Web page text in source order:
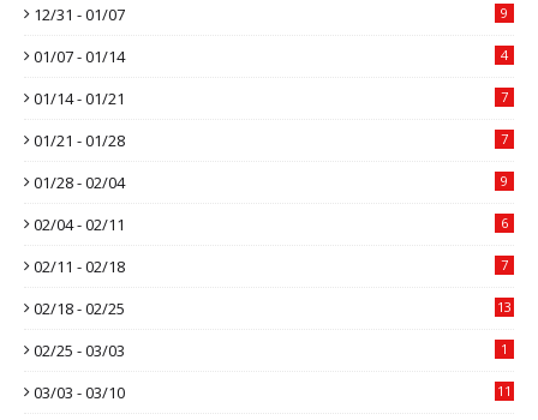
12/31 - 01/07 9
01/07 - 01/14 4
01/14 - 01/21 7
01/21 - 01/28 7
01/28 - 02/04 9
02/04 - 02/11 6
02/11 - 02/18 7
02/18 - 02/25 13
02/25 - 03/03 1
03/03 - 03/10 11